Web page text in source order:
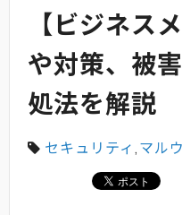
【ビジネス
や対策、被
処法を解説
セキュリティ,マル